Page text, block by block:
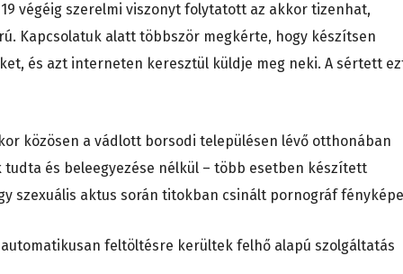
végéig szerelmi viszonyt folytatott az akkor tizenhat,
Kapcsolatuk alatt többször megkérte, hogy készítsen
és azt interneten keresztül küldje meg neki. A sértett
közösen a vádlott borsodi településen lévő otthonában
és beleegyezése nélkül – több esetben készített
szexuális aktus során titokban csinált pornográf
feltöltésre kerültek felhő alapú szolgáltatás